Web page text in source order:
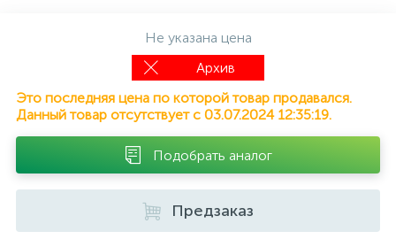
Не указана цена
Архив
Это последняя цена по которой товар продавался.
Данный товар отсутствует с 03.07.2024 12:35:19.
Подобрать аналог
Предзаказ